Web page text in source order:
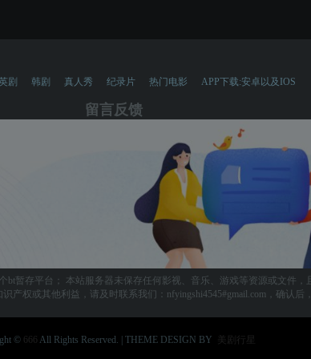
剧 韩剧 真人秀 纪录片 热门电影 APP下载:安卓以及IOS
留言反馈
暂存平台； 本站服务器未保存任何影视、音乐、游戏等资源或文件
产权或其他利益，请及时联系我们：nfyingshi4545#gmail.com，确认后
© All Rights Reserved. | THEME DESIGN BY 美剧行星